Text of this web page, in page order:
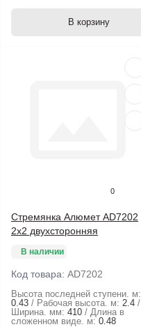
В корзину
0
Стремянка Алюмет АD7202
2х2 двухсторонняя
В наличии
Код товара: АD7202
Высота последней ступени. м:
0.43
Рабочая высота. м: 2.4
Ширина. мм: 410
Длина в
сложенном виде. м: 0.48